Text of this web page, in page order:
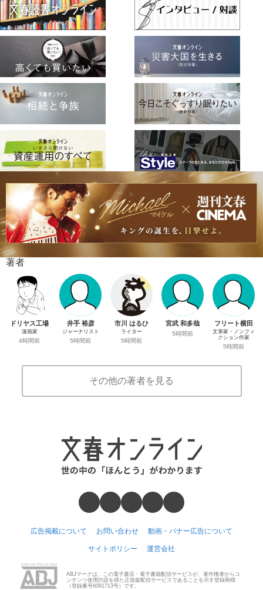
著者
ドリヤス工場
漫画家
4時間前
井手 裕彦
ジャーナリスト
5時間前
市川 はるひ
ライター
5時間前
宮武 和多哉
5時間前
フリート横田
文筆家・ノンフィ
クション作家
5時間前
その他の著者を見る
広告掲載について お問い合わせ 動画・バナー広告について
サイトポリシー 運営会社
ABJマークは、この電子書店・電子書籍配信サービスが、著作権者からコ
ンテンツ使用許諾を得た正規版配信サービスであることを示す登録商標
（登録番号6091713号）です。